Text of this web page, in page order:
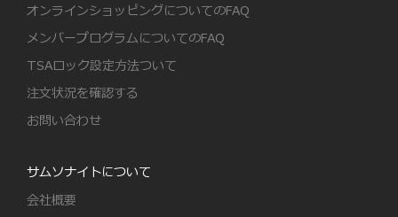
オンラインショッピングについてのFAQ
メンバープログラムについてのFAQ
TSAロック設定方法ついて
注文状況を確認する
お問い合わせ
サムソナイトについて
会社概要